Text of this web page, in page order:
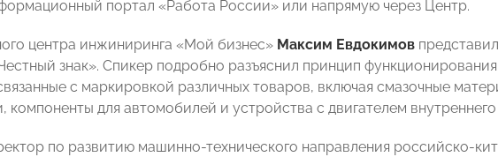
портал «Работа России» или напрямую через Центр.
центра инжиниринга «Мой бизнес» Максим Евдокимов
знак». Спикер подробно разъяснил принцип
с маркировкой различных товаров, включая смазочные
для автомобилей и устройства с двигателем внутреннего
по развитию машинно-технического направления российско-